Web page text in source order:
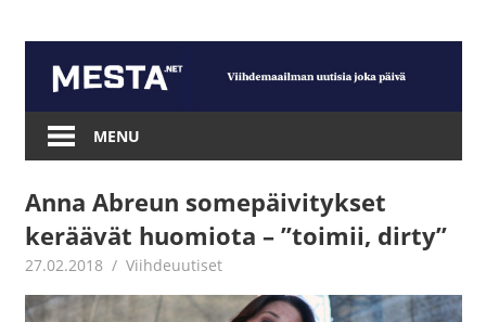
content
Mesta.net
MENU
Anna Abreun somepäivitykset
keräävät huomiota – ”toimii, dirty”
27.02.2018 Juha Kaunisto
Viihdeuutiset